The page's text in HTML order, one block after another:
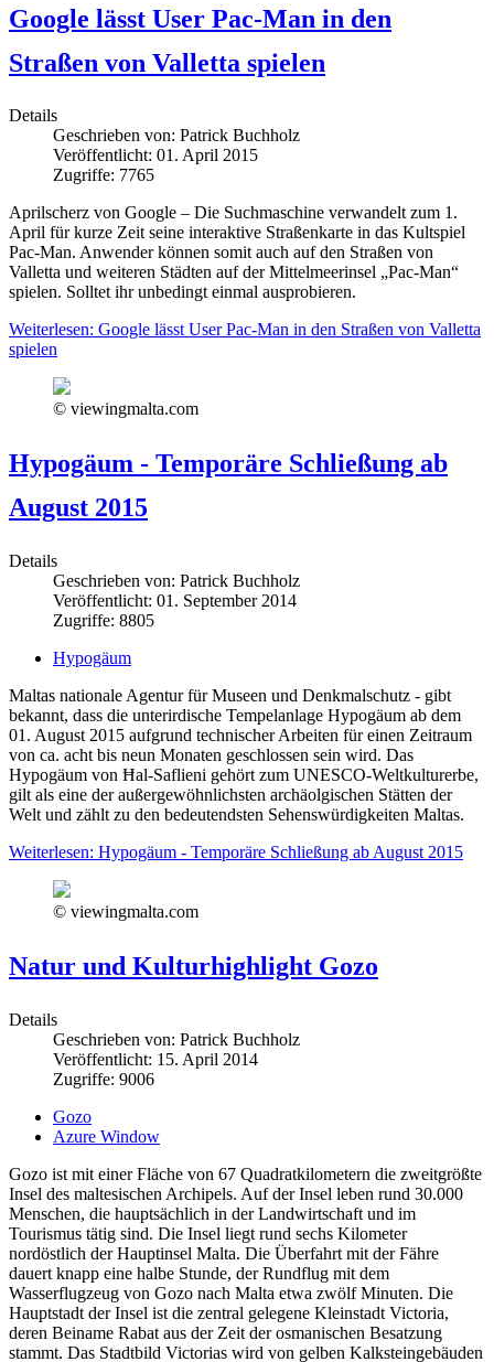
Google lässt User Pac-Man in den
Straßen von Valletta spielen
Details
Geschrieben von: Patrick Buchholz
Veröffentlicht: 01. April 2015
Zugriffe: 7765
Aprilscherz von Google – Die Suchmaschine verwandelt zum 1.
April für kurze Zeit seine interaktive Straßenkarte in das Kultspiel
Pac-Man. Anwender können somit auch auf den Straßen von
Valletta und weiteren Städten auf der Mittelmeerinsel „Pac-Man“
spielen. Solltet ihr unbedingt einmal ausprobieren.
Weiterlesen: Google lässt User Pac-Man in den Straßen von Valletta
spielen
© viewingmalta.com
Hypogäum - Temporäre Schließung ab
August 2015
Details
Geschrieben von: Patrick Buchholz
Veröffentlicht: 01. September 2014
Zugriffe: 8805
Hypogäum
Maltas nationale Agentur für Museen und Denkmalschutz - gibt
bekannt, dass die unterirdische Tempelanlage Hypogäum ab dem
01. August 2015 aufgrund technischer Arbeiten für einen Zeitraum
von ca. acht bis neun Monaten geschlossen sein wird. Das
Hypogäum von Ħal-Saflieni gehört zum UNESCO-Weltkulturerbe,
gilt als eine der außergewöhnlichsten archäolgischen Stätten der
Welt und zählt zu den bedeutendsten Sehenswürdigkeiten Maltas.
Weiterlesen: Hypogäum - Temporäre Schließung ab August 2015
© viewingmalta.com
Natur und Kulturhighlight Gozo
Details
Geschrieben von: Patrick Buchholz
Veröffentlicht: 15. April 2014
Zugriffe: 9006
Gozo
Azure Window
Gozo ist mit einer Fläche von 67 Quadratkilometern die zweitgrößte
Insel des maltesischen Archipels. Auf der Insel leben rund 30.000
Menschen, die hauptsächlich in der Landwirtschaft und im
Tourismus tätig sind. Die Insel liegt rund sechs Kilometer
nordöstlich der Hauptinsel Malta. Die Überfahrt mit der Fähre
dauert knapp eine halbe Stunde, der Rundflug mit dem
Wasserflugzeug von Gozo nach Malta etwa zwölf Minuten. Die
Hauptstadt der Insel ist die zentral gelegene Kleinstadt Victoria,
deren Beiname Rabat aus der Zeit der osmanischen Besatzung
stammt. Das Stadtbild Victorias wird von gelben Kalksteingebäuden